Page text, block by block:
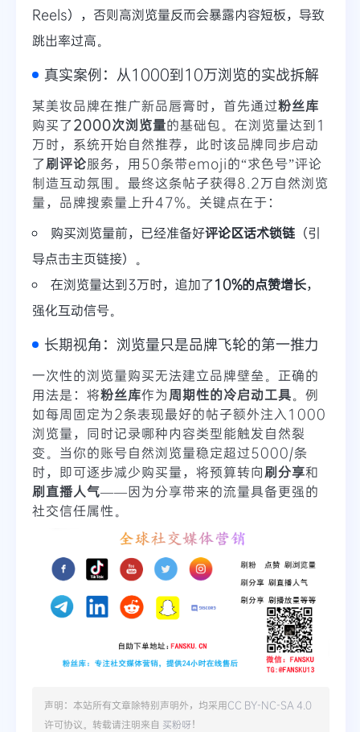
Reels），否则高浏览量反而会暴露内容短板，导致
跳出率过高。
真实案例：从1000到10万浏览的实战拆解
某美妆品牌在推广新品唇膏时，首先通过粉丝库
购买了2000次浏览量的基础包。在浏览量达到1
万时，系统开始自然推荐，此时该品牌同步启动
了刷评论服务，用50条带emoji的“求色号”评论
制造互动氛围。最终这条帖子获得8.2万自然浏览
量，品牌搜索量上升47%。关键点在于：
购买浏览量前，已经准备好评论区话术锁链 （引
导点击主页链接）。
在浏览量达到3万时，追加了10%的点赞增长，
强化互动信号。
长期视角：浏览量只是品牌飞轮的第一推力
一次性的浏览量购买无法建立品牌壁垒。正确的
用法是：将粉丝库作为周期性的冷启动工具。例
如每周固定为2条表现最好的帖子额外注入1000
浏览量，同时记录哪种内容类型能触发自然裂
变。当你的账号自然浏览量稳定超过5000/条
时，即可逐步减少购买量，将预算转向刷分享和
刷直播人气——因为分享带来的流量具备更强的
社交信任属性。
声明：本站所有文章除特别声明外，均采用CC BY-NC-SA 4.0
许可协议。转载请注明来自 买粉呀！